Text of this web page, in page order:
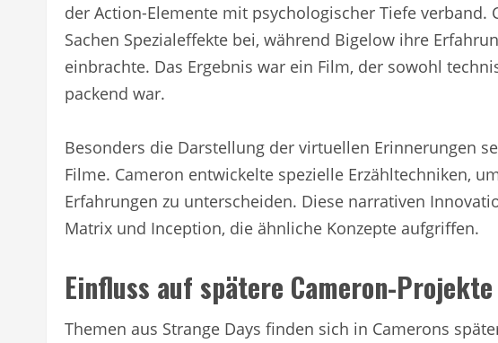
der Action-Elemente mit psychologischer Tiefe verband.
Sachen Spezialeffekte bei, während Bigelow ihre
einbrachte. Das Ergebnis war ein Film, der sowohl
packend war.
Besonders die Darstellung der virtuellen Erinnerungen
Filme. Cameron entwickelte spezielle Erzähltechniken,
Erfahrungen zu unterscheiden. Diese narrativen
Matrix und Inception, die ähnliche Konzepte aufgriffen.
Einfluss auf spätere Cameron-
Themen aus Strange Days finden sich in Camerons